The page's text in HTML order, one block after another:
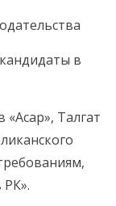
в
Талгат